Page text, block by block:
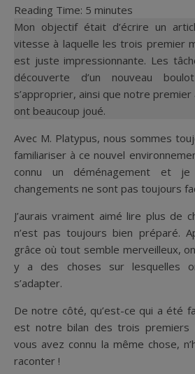
Reading Time: 5 minutes
Mon objectif était d’écrire un article par mois, mais la
vitesse à laquelle les trois premier
est juste impressionnante. Les
découverte d’un nouveau
s’approprier, ainsi que notre
ont beaucoup joué.
Avec M. Platypus, nous sommes
familiariser à ce nouvel
connu un déménagement et
changements ne sont pas toujours
J’aurais vraiment aimé lire plus de
n’est pas toujours bien préparé.
grâce où tout semble merveilleux,
y a des choses sur lesquelles
s’adapter.
De notre côté, qu’est-ce qui a été
est notre bilan des trois premiers
vous avez connu la même chose,
raconter !